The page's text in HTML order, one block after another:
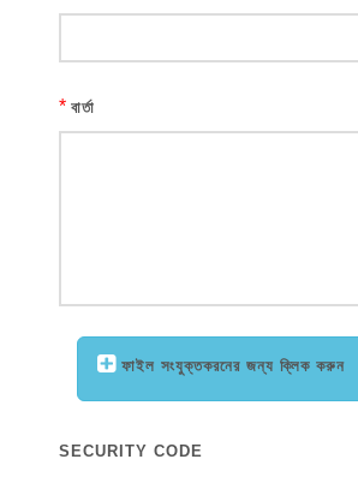
* বার্তা
ফাইল সংযুক্তকরনের জন্য ক্লিক করুন
SECURITY CODE